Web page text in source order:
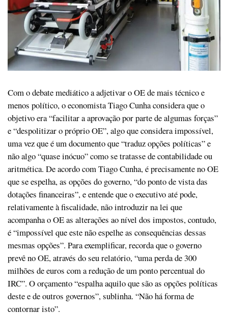
Com o debate mediático a adjetivar o OE de mais técnico e
menos político, o economista Tiago Cunha considera que o
objetivo era “facilitar a aprovação por parte de algumas forças”
e “despolitizar o próprio OE”, algo que considera impossível,
uma vez que é um documento que “traduz opções políticas” e
não algo “quase inócuo” como se tratasse de contabilidade ou
aritmética. De acordo com Tiago Cunha, é precisamente no OE
que se espelha, as opções do governo, “do ponto de vista das
dotações financeiras”, e entende que o executivo até pode,
relativamente à fiscalidade, não introduzir na lei que
acompanha o OE as alterações ao nível dos impostos, contudo,
é “impossível que este não espelhe as consequências dessas
mesmas opções”. Para exemplificar, recorda que o governo
prevê no OE, através do seu relatório, “uma perda de 300
milhões de euros com a redução de um ponto percentual do
IRC”. O orçamento “espalha aquilo que são as opções políticas
deste e de outros governos”, sublinha. “Não há forma de
contornar isto”.